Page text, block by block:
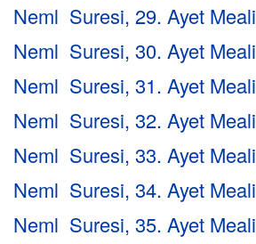
Neml Suresi, 29. Ayet Meali
Neml Suresi, 30. Ayet Meali
Neml Suresi, 31. Ayet Meali
Neml Suresi, 32. Ayet Meali
Neml Suresi, 33. Ayet Meali
Neml Suresi, 34. Ayet Meali
Neml Suresi, 35. Ayet Meali